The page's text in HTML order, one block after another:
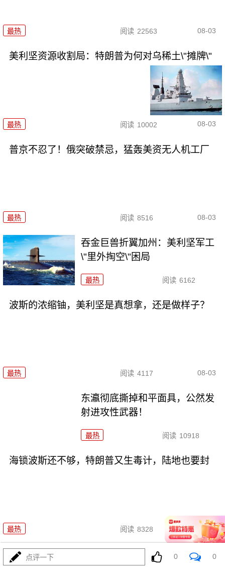
最热 阅读 22563 08-03
美利坚资源收割局：特朗普为何对乌稀土\"摊牌\"
最热 阅读 10002 08-03
普京不忍了！俄突破禁忌，猛轰美资无人机工厂
最热 阅读 8516 08-03
吞金巨兽折翼加州：美利坚军工
\"里外掏空\"困局
最热 阅读 6162
波斯的浓缩铀，美利坚是真想拿，还是做样子？
最热 阅读 4117 08-03
东瀛彻底撕掉和平面具，公然发
射进攻性武器！
最热 阅读 10918
海锁波斯还不够，特朗普又生毒计，陆地也要封
最热 阅读 8328 08-03
4万吨老将压阵，054B新锐亮相：美菲仔细品品
点评一下 0 0